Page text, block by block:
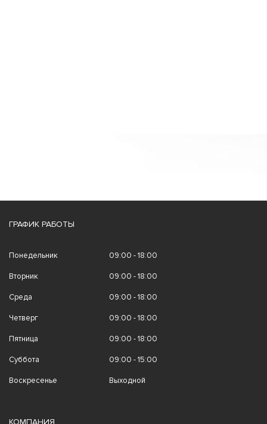
ГРАФИК РАБОТЫ
Понедельник 09:00 - 18:00
Вторник 09:00 - 18:00
Среда 09:00 - 18:00
Четверг 09:00 - 18:00
Пятница 09:00 - 18:00
Суббота 09:00 - 15:00
Воскресенье Выходной
КОМПАНИЯ